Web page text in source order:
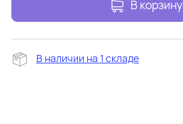
В корзину
В наличии на 1 складе